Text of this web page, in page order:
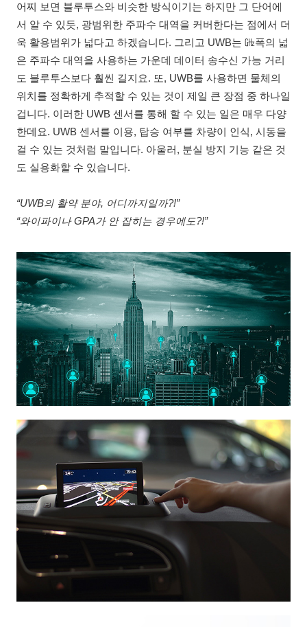
어찌 보면 블루투스와 비슷한 방식이기는 하지만 그 단어에
서 알 수 있듯, 광범위한 주파수 대역을 커버한다는 점에서 더
욱 활용범위가 넓다고 하겠습니다. 그리고 UWB는 ㎓폭의 넓
은 주파수 대역을 사용하는 가운데 데이터 송수신 가능 거리
도 블루투스보다 훨씬 길지요. 또, UWB를 사용하면 물체의
위치를 정확하게 추적할 수 있는 것이 제일 큰 장점 중 하나일
겁니다. 이러한 UWB 센서를 통해 할 수 있는 일은 매우 다양
한데요. UWB 센서를 이용, 탑승 여부를 차량이 인식, 시동을
걸 수 있는 것처럼 말입니다. 아울러, 분실 방지 기능 같은 것
도 실용화할 수 있습니다.
“UWB의 활약 분야, 어디까지일까?!”
“와이파이나 GPA가 안 잡히는 경우에도?!”